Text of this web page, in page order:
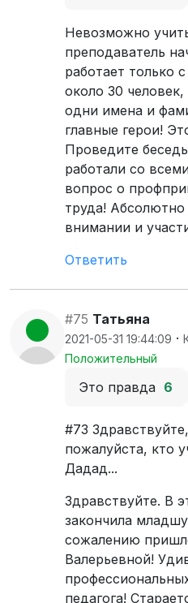
Невозможно
преподаватель
работает только
около 30 человек,
одни имена и
главные герои!
Проведите
работали со
вопрос о
труда!
внимании и
Ответить
#75 Татьяна
2021-05-31 19:44:09 ·
Положительный
Это правда 6
#73
пожалуйста, кто
Дадад...
Здравствуйте. В
закончила
сожалению
Валерьевной!
педагога!